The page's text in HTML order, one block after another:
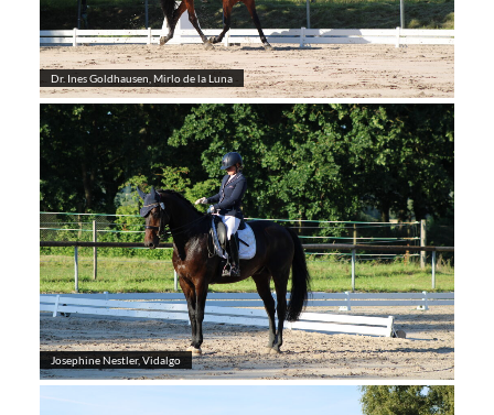
Dr. Ines Goldhausen, Mirlo de la Luna
Josephine Nestler, Vidalgo